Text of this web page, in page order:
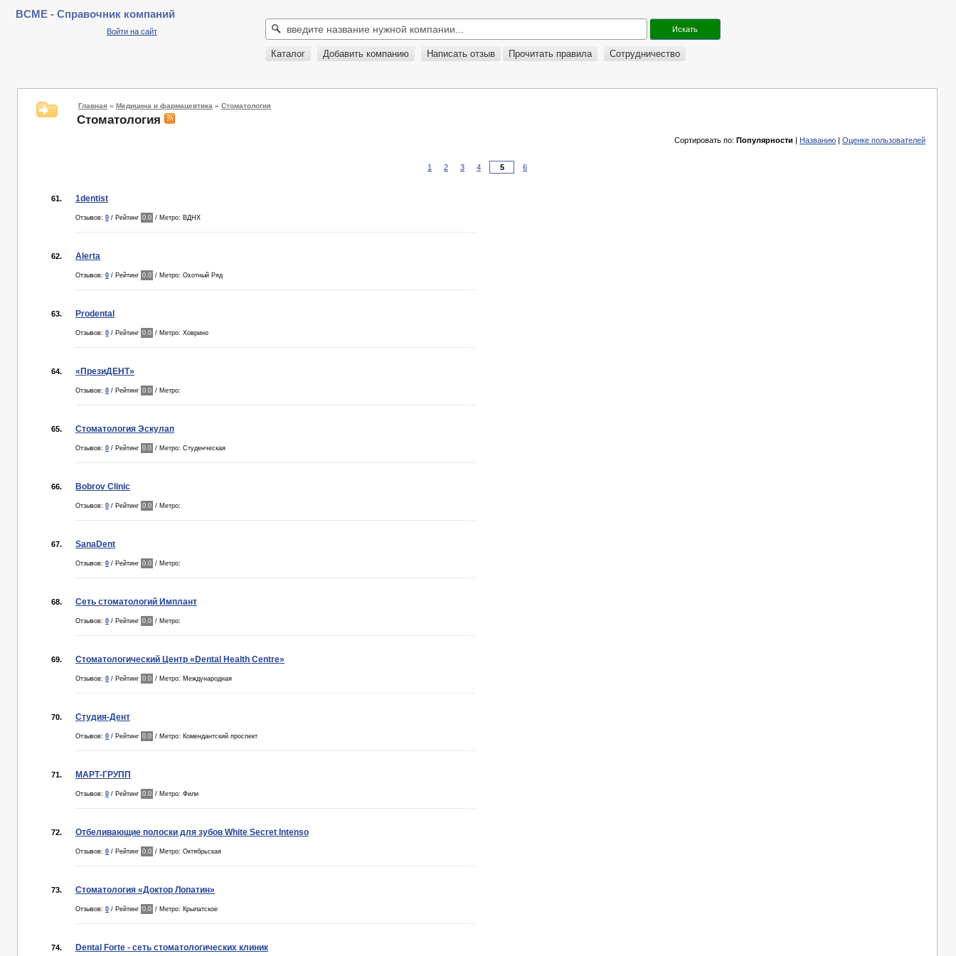
BCME - Справочник компаний
Войти на сайт
Каталог Добавить компанию Написать отзыв Прочитать правила Сотрудничество
Главная » Медицина и фармацевтика » Стоматология
Стоматология
Сортировать по: Популярности | Названию | Оценке пользователей
1 2 3 4 6
61. 1dentist
Отзывов: 0 / Рейтинг 0.0 / Метро: ВДНХ
62. Alerta
Отзывов: 0 / Рейтинг 0.0 / Метро: Охотный Ряд
63. Prodental
Отзывов: 0 / Рейтинг 0.0 / Метро: Ховрино
64. «ПрезиДЕНТ»
Отзывов: 0 / Рейтинг 0.0 / Метро:
65. Стоматология Эскулап
Отзывов: 0 / Рейтинг 0.0 / Метро: Студенческая
66. Bobrov Clinic
Отзывов: 0 / Рейтинг 0.0 / Метро:
67. SanaDent
Отзывов: 0 / Рейтинг 0.0 / Метро:
68. Сеть стоматологий Имплант
Отзывов: 0 / Рейтинг 0.0 / Метро:
69. Стоматологический Центр «Dental Health Centre»
Отзывов: 0 / Рейтинг 0.0 / Метро: Международная
70. Студия-Дент
Отзывов: 0 / Рейтинг 0.0 / Метро: Комендантский проспект
71. МАРТ-ГРУПП
Отзывов: 0 / Рейтинг 0.0 / Метро: Фили
72. Отбеливающие полоски для зубов White Secret Intenso
Отзывов: 0 / Рейтинг 0.0 / Метро: Октябрьская
73. Стоматология «Доктор Лопатин»
Отзывов: 0 / Рейтинг 0.0 / Метро: Крылатское
74. Dental Forte - сеть стоматологических клиник